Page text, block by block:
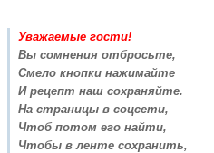
Уважаемые гости!
Вы сомнения отбросьте,
Смело кнопки нажимайте
И рецепт наш сохраняйте.
На страницы в соцсети,
Чтоб потом его найти,
Чтобы в ленте сохранить,